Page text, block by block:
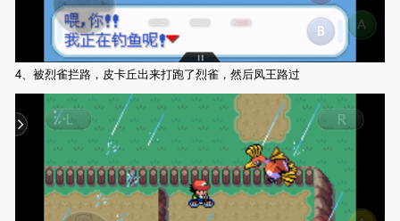
4、被烈雀拦路，皮卡丘出来打跑了烈雀，然后凤王路过